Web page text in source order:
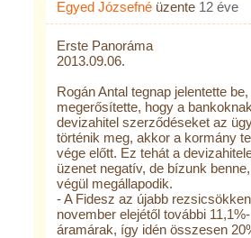
Egyed Józsefné üzente 12 éve
Erste Panoráma
2013.09.06.
Rogán Antal tegnap jelentette
megerősítette, hogy a
devizahitel szerződéseket az
történik meg, akkor a kormány
vége előtt. Ez tehát a
üzenet negatív, de bízunk
végül megállapodik.
- A Fidesz az újabb
november elejétől további
áramárak, így idén összesen